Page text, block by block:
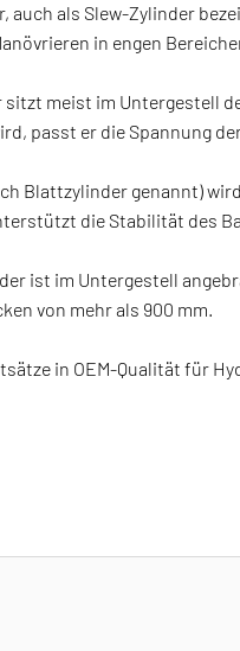
auch als Slew‑Zylinder
in engen
meist im Untergestell
passt er die Spannung
Blattzylinder genannt)
die Stabilität des
ist im Untergestell
von mehr als 900 mm.
in OEM‑Qualität für